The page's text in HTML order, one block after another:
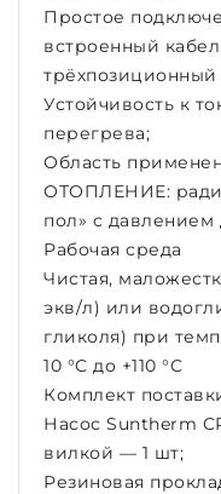
Простое
встроенный
трёхпозиционный
Устойчивость к
перегрева;
Область
ОТОПЛЕНИЕ:
пол» с давлением
Рабочая среда
Чистая,
экв/л) или
гликоля) при
10 °C до +110 °C
Комплект
Насос Suntherm
вилкой — 1 шт;
Резиновая